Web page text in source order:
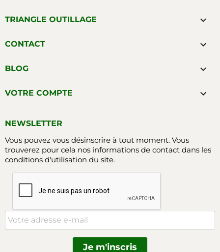
TRIANGLE OUTILLAGE 
CONTACT 
BLOG 
VOTRE COMPTE 
NEWSLETTER
Vous pouvez vous désinscrire à tout moment. Vous
trouverez pour cela nos informations de contact dans les
conditions d'utilisation du site.